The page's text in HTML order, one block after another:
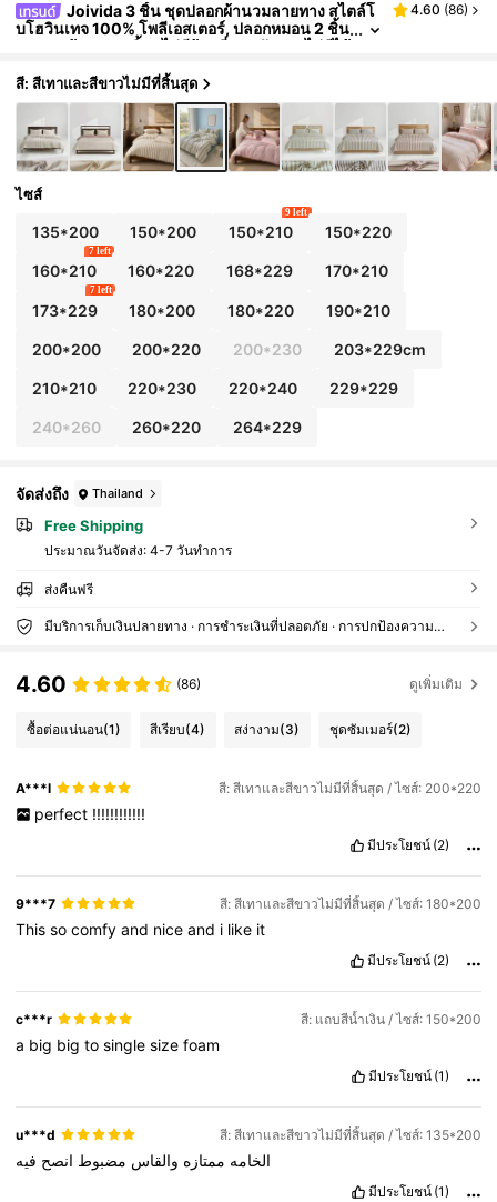
Joivida 3 ชิ้น ชุดปลอกผ้านวมลายทาง สไตล์โ
บโฮวินเทจ 100% โพลีเอสเตอร์, ปลอกหมอน 2 ชิ้น
+ ปลอกผ้านวม 1 ชิ้น (ไม่มีผ้าปูที่นอนรัดมุม, ไม่มีไส้
4.60 (86)
สี: สีเทาและสีขาวไม่มีที่สิ้นสุด
ไซส์
135*200 150*200 150*210
9 left
150*220
160*210
7 left
160*220 168*229 170*210
173*229
7 left
180*200 180*220 190*210
200*200 200*220 200*230 203*229cm
210*210 220*230 220*240 229*229
240*260 260*220 264*229
จัดส่งถึง Thailand
Free Shipping
ประมาณวันจัดส่ง: 4-7 วันทำการ
ส่งคืนฟรี
มีบริการเก็บเงินปลายทาง · การชำระเงินที่ปลอดภัย · การปกป้องความเป็นส่วนตัว
4.60 (86) ดูเพิ่มเติม
ซื้อต่อแน่นอน(1) สีเรียบ(4) สง่างาม(3) ชุดซัมเมอร์(2)
A***l สี: สีเทาและสีขาวไม่มีที่สิ้นสุด / ไซส์: 200*220
perfect !!!!!!!!!!!!
มีประโยชน์ (2)
9***7 สี: สีเทาและสีขาวไม่มีที่สิ้นสุด / ไซส์: 180*200
Thissocomfyand niceand i like it
มีประโยชน์ (2)
c***r สี: แถบสีน้ำเงิน / ไซส์: 150*200
a big bigtosinglesizefoam
มีประโยชน์ (1)
u***d สี: สีเทาและสีขาวไม่มีที่สิ้นสุด / ไซส์: 135*200
الخامه ممتازه والقاس مضبوط انصح فيه
มีประโยชน์ (1)